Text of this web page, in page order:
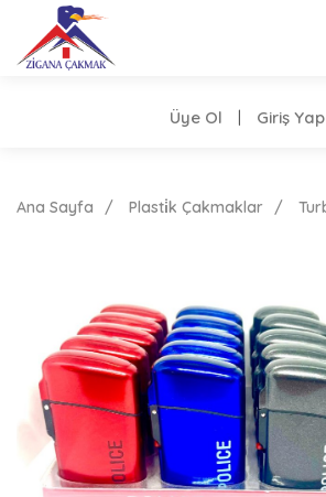
Üye Ol Giriş Yap
Ana Sayfa Plasti̇k Çakmaklar